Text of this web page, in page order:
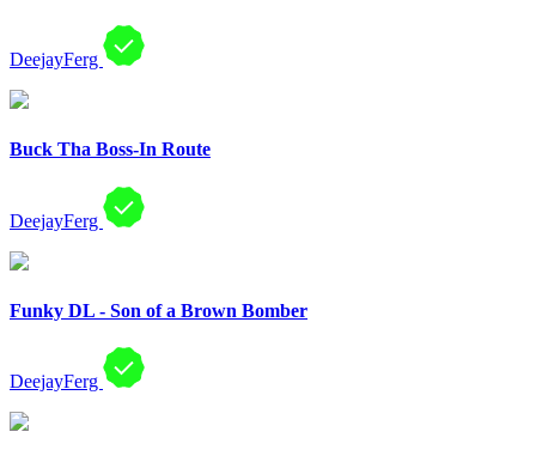
DeejayFerg
Buck Tha Boss-In Route
DeejayFerg
Funky DL - Son of a Brown Bomber
DeejayFerg